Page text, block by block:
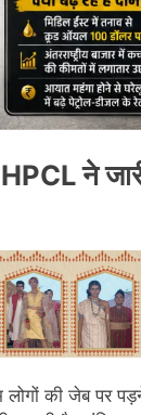
ने
लोगों की जेब पर